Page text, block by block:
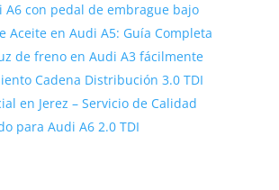
A6 con pedal de embrague bajo
Aceite en Audi A5: Guía Completa
de freno en Audi A3 fácilmente
Cadena Distribución 3.0 TDI
en Jerez – Servicio de Calidad
para Audi A6 2.0 TDI